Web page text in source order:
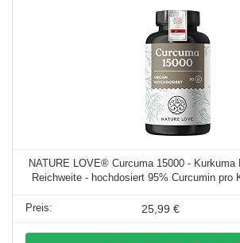
NATURE LOVE® Curcuma 15000 - Kurkuma
Reichweite - hochdosiert 95% Curcumin pro
25,99 €